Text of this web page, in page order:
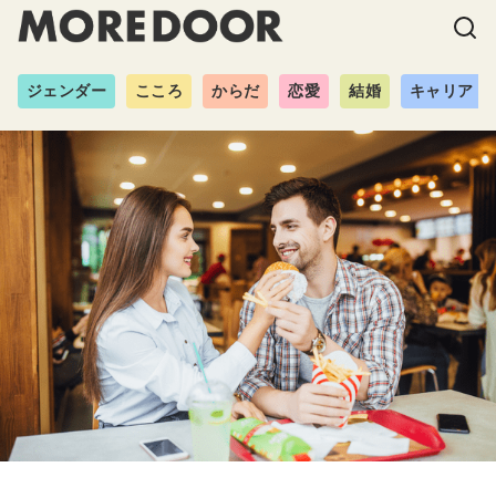
ジェンダー こころ からだ 恋愛 結婚 キャリア